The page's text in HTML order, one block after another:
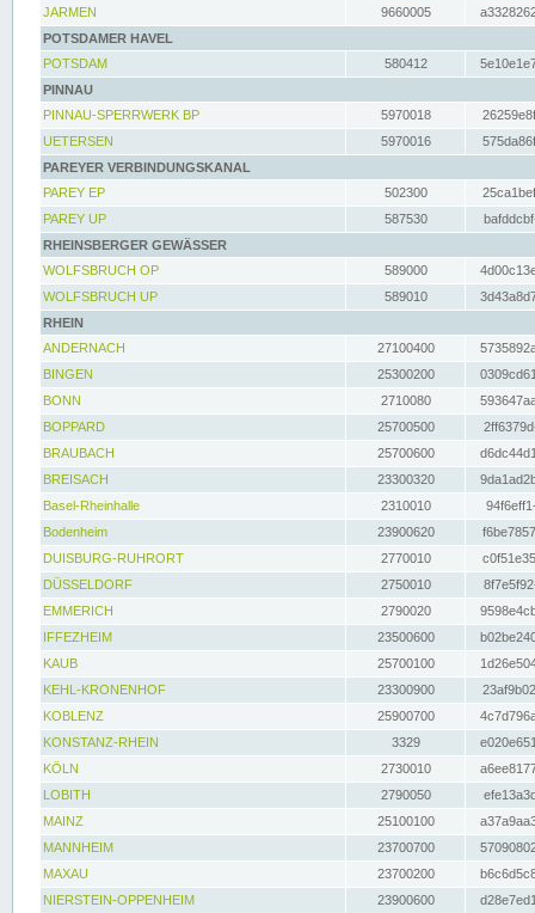
JARMEN
9660005
POTSDAMER HAVEL
POTSDAM
580412
PINNAU
PINNAU-SPERRWERK BP
5970018
UETERSEN
5970016
PAREYER VERBINDUNGSKANAL
PAREY EP
502300
PAREY UP
587530
RHEINSBERGER GEWÄSSER
WOLFSBRUCH OP
589000
WOLFSBRUCH UP
589010
RHEIN
ANDERNACH
27100400
BINGEN
25300200
BONN
2710080
BOPPARD
25700500
BRAUBACH
25700600
BREISACH
23300320
Basel-Rheinhalle
2310010
Bodenheim
23900620
DUISBURG-RUHRORT
2770010
DÜSSELDORF
2750010
EMMERICH
2790020
IFFEZHEIM
23500600
KAUB
25700100
KEHL-KRONENHOF
23300900
KOBLENZ
25900700
KONSTANZ-RHEIN
3329
KÖLN
2730010
LOBITH
2790050
MAINZ
25100100
MANNHEIM
23700700
MAXAU
23700200
NIERSTEIN-OPPENHEIM
23900600